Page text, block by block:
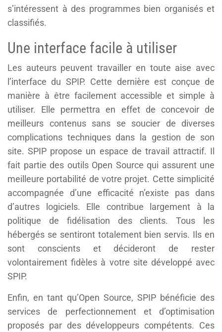
s’intéressent à des programmes bien organisés et
classifiés.
Une interface facile à utiliser
Les auteurs peuvent travailler en toute aise avec
l’interface du SPIP. Cette dernière est conçue de
manière à être facilement accessible et simple à
utiliser. Elle permettra en effet de concevoir de
meilleurs contenus sans se soucier de diverses
complications techniques dans la gestion de son
site. SPIP propose un espace de travail attractif. Il
fait partie des outils Open Source qui assurent une
meilleure portabilité de votre projet. Cette simplicité
accompagnée d’une efficacité n’existe pas dans
d’autres logiciels. Elle contribue largement à la
politique de fidélisation des clients. Tous les
hébergés se sentiront totalement bien servis. Ils en
sont conscients et décideront de rester
volontairement fidèles à votre site développé avec
SPIP.
Enfin, en tant qu’Open Source, SPIP bénéficie des
services de perfectionnement et d’optimisation
proposés par des développeurs compétents. Ces